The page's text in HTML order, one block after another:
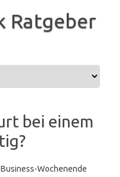
Ratgeber
bei einem
Wochenende